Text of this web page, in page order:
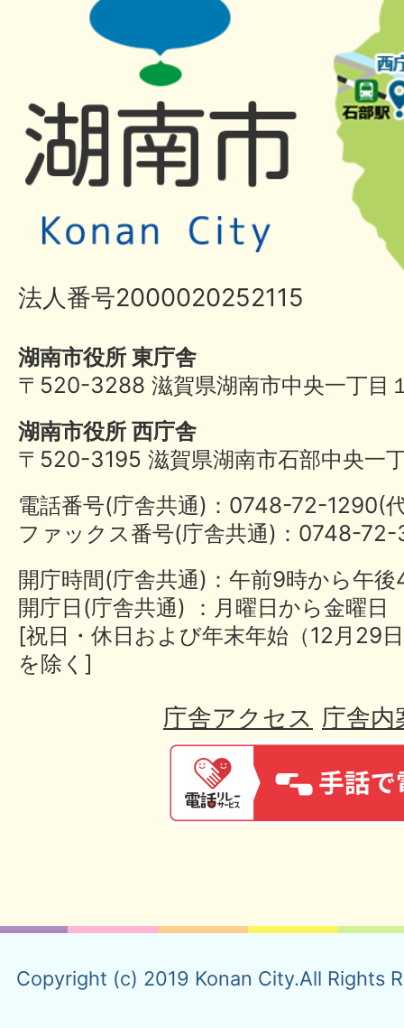
法人番号2000020252115
湖南市役所 東庁舎
〒520-3288 滋賀県湖南市中央一丁目
湖南市役所 西庁舎
〒520-3195 滋賀県湖南市石部中央一
電話番号(庁舎共通)：0748-72-
ファックス番号(庁舎共通)：0748-
開庁時間(庁舎共通)：午前9時から午
開庁日(庁舎共通) ：月曜日から金曜日
[祝日・休日および年末年始（12月29
を除く]
庁舎アクセス 庁舎内
Copyright (c) 2019 Konan City.All Rights